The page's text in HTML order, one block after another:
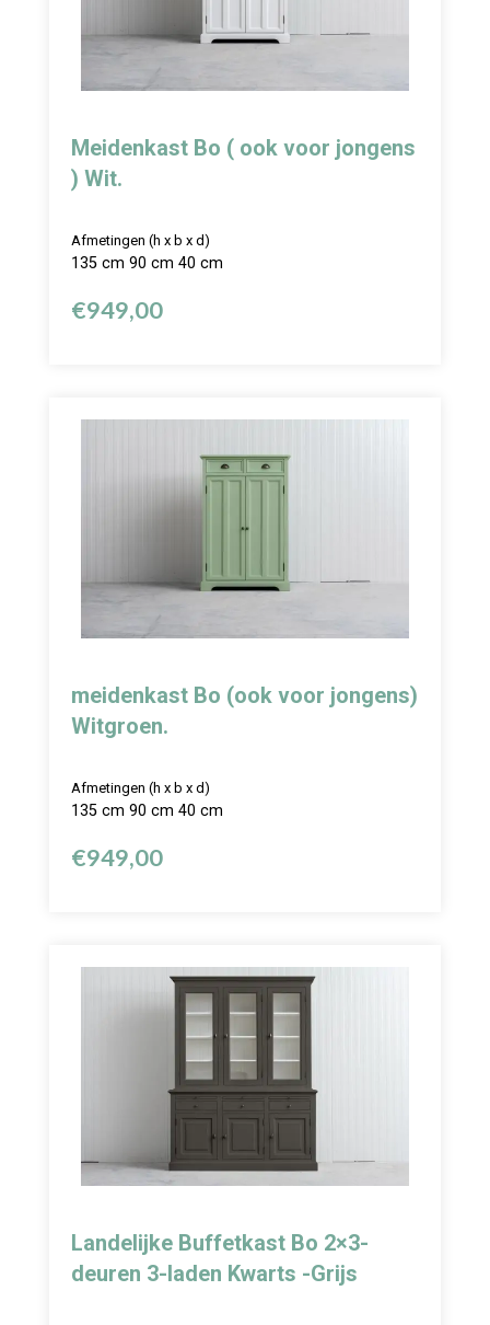
Meidenkast Bo ( ook voor jongens
) Wit.
Afmetingen (h x b x d)
135 cm 90 cm 40 cm
€949,00
meidenkast Bo (ook voor jongens)
Witgroen.
Afmetingen (h x b x d)
135 cm 90 cm 40 cm
€949,00
Landelijke Buffetkast Bo 2×3-
deuren 3-laden Kwarts -Grijs